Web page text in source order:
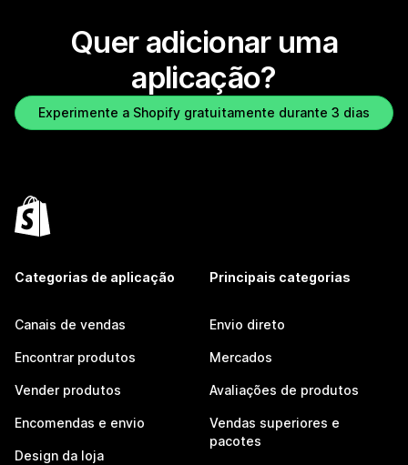
Quer adicionar uma
aplicação?
Experimente a Shopify gratuitamente durante 3 dias
Categorias de aplicação
Canais de vendas
Encontrar produtos
Vender produtos
Encomendas e envio
Design da loja
Principais categorias
Envio direto
Mercados
Avaliações de produtos
Vendas superiores e
pacotes